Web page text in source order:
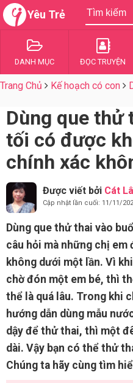
Yêu Trẻ
DANH MỤC ĐỌC TRUYỆN
Trang Chủ Kế hoạch có con
Dùng que thử
tối có được
chính xác
Được viết bởi Cát
Cập nhật lần cuối: 11/11/
Dùng que thử thai vào
câu hỏi mà những chị em
không dưới một lần. Vì
chờ đón một em bé, thì
thể là quá lâu. Trong khi
hướng dẫn dùng mẫu
dậy để thử thai, thì một
dài. Vậy bạn có thể thử
Chúng ta hãy cùng tìm